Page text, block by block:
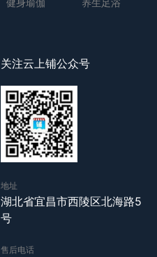
健身瑜伽
养生足浴
关注云上铺公众号
地址
湖北省宜昌市西陵区北海路5
号
售后电话